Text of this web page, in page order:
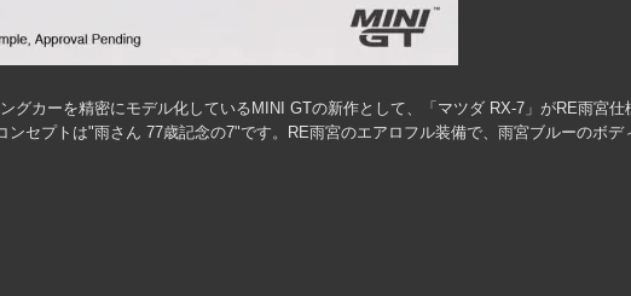
グカーを精密にモデル化しているMINI GTの新作として、「マツダ RX-7」がRE雨宮
セプトは"雨さん 77歳記念の7"です。RE雨宮のエアロフル装備で、雨宮ブルーのボデ